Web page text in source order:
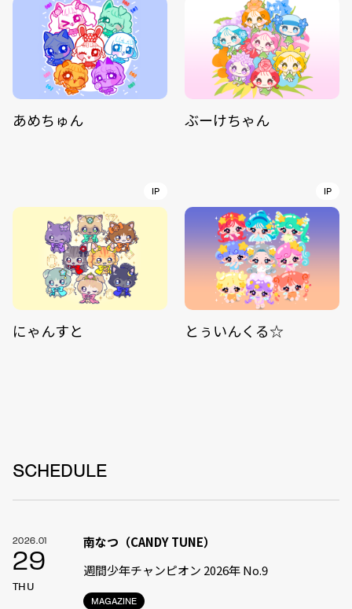
あめちゅん ぶーけちゃん
IP
にゃんすと
IP
とぅいんくる☆
SCHEDULE
2026.01
29
THU
MAGAZINE
南なつ（CANDY TUNE）
週間少年チャンピオン 2026年 No.9